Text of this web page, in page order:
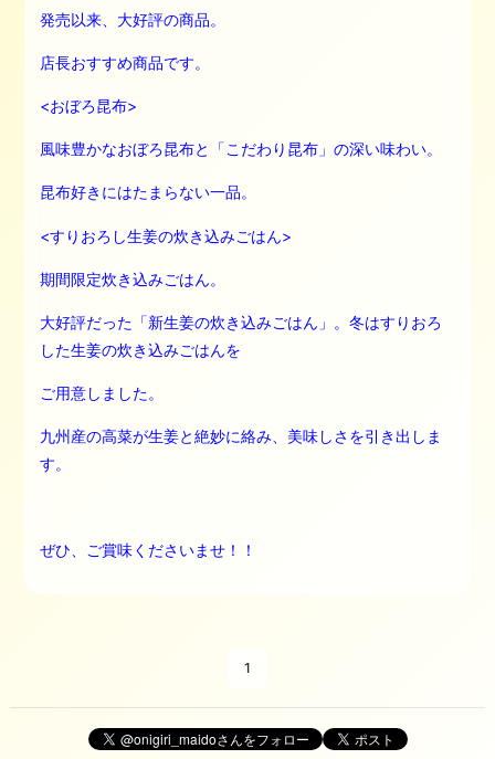
発売以来、大好評の商品。
店長おすすめ商品です。
<おぼろ昆布>
風味豊かなおぼろ昆布と「こだわり昆布」の深い味わい。
昆布好きにはたまらない一品。
<すりおろし生姜の炊き込みごはん>
期間限定炊き込みごはん。
大好評だった「新生姜の炊き込みごはん」。冬はすりおろ
した生姜の炊き込みごはんを
ご用意しました。
九州産の高菜が生姜と絶妙に絡み、美味しさを引き出しま
す。
ぜひ、ご賞味くださいませ！！
1